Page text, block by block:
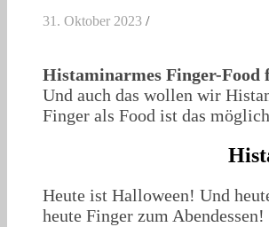
31. Oktober 2023 /
Histaminarmes Finger-Food
Und auch das wollen wir
Finger als Food ist das
Heute ist Halloween! Und
heute Finger zum